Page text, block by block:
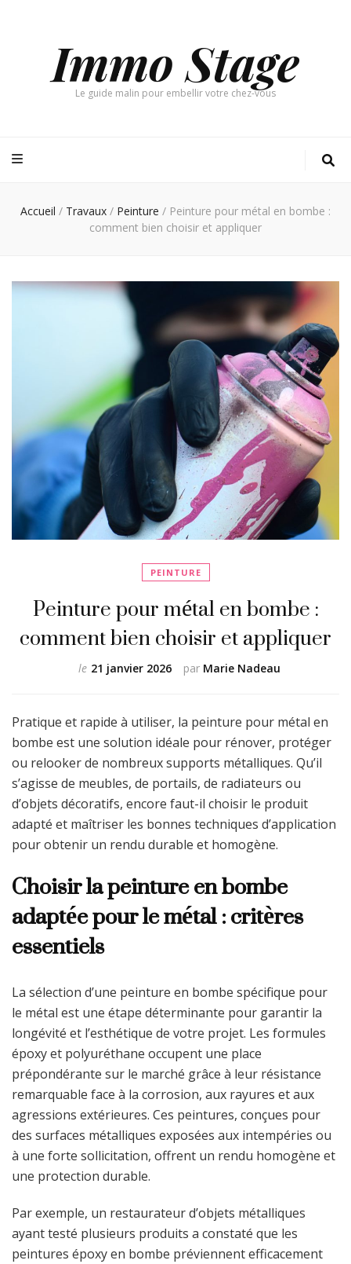
Immo Stage
Le guide malin pour embellir votre chez-vous
Accueil / Travaux / Peinture / Peinture pour métal en bombe :
comment bien choisir et appliquer
PEINTURE
Peinture pour métal en bombe :
comment bien choisir et appliquer
par Marie Nadeau
le 21 janvier 2026
Pratique et rapide à utiliser, la peinture pour métal en
bombe est une solution idéale pour rénover, protéger
ou relooker de nombreux supports métalliques. Qu’il
s’agisse de meubles, de portails, de radiateurs ou
d’objets décoratifs, encore faut-il choisir le produit
adapté et maîtriser les bonnes techniques d’application
pour obtenir un rendu durable et homogène.
Choisir la peinture en bombe
adaptée pour le métal : critères
essentiels
La sélection d’une peinture en bombe spécifique pour
le métal est une étape déterminante pour garantir la
longévité et l’esthétique de votre projet. Les formules
époxy et polyuréthane occupent une place
prépondérante sur le marché grâce à leur résistance
remarquable face à la corrosion, aux rayures et aux
agressions extérieures. Ces peintures, conçues pour
des surfaces métalliques exposées aux intempéries ou
à une forte sollicitation, offrent un rendu homogène et
une protection durable.
Par exemple, un restaurateur d’objets métalliques
ayant testé plusieurs produits a constaté que les
peintures époxy en bombe préviennent efficacement